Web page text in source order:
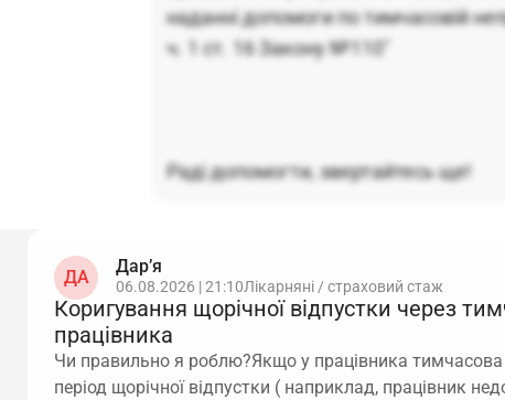
наданні допомоги по тимчасовій
ч. 1 ст. 16 Закону №110"
Раді допомогти, звертайтесь ще!
ДА
Дар’я
06.08.2026 | 21:10Лікарняні / страховий стаж
Коригування щорічної відпустки через
працівника
Чи правильно я роблю?Якщо у працівника тимчасова
період щорічної відпустки ( наприклад, працівник